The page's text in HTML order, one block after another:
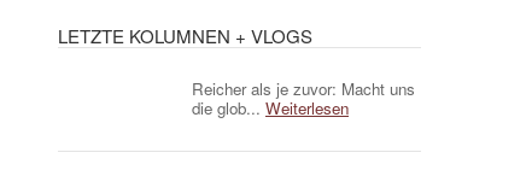
LETZTE KOLUMNEN + VLOGS
Reicher als je zuvor: Macht uns
die glob... Weiterlesen